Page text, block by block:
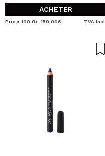
ACHETER
Prix x 100 Gr: 150,00€ TVA Incl.